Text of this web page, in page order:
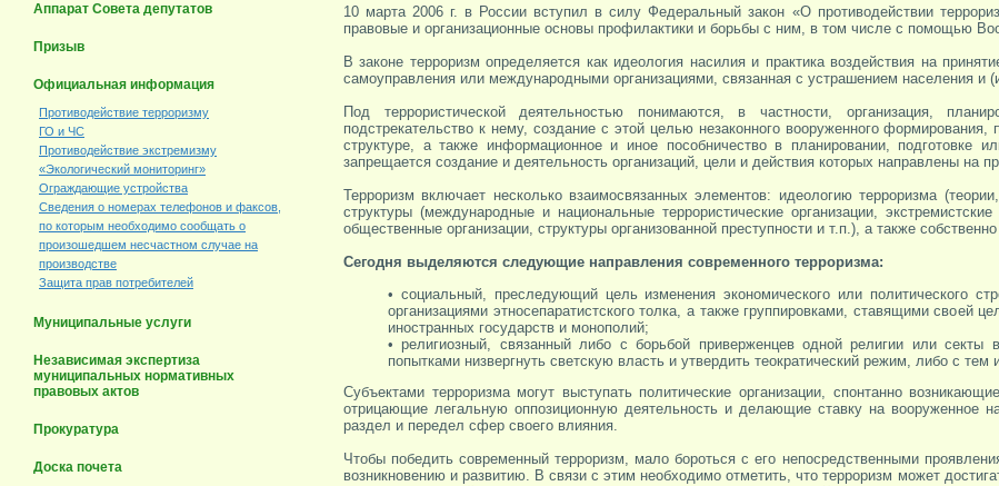
Аппарат Совета депутатов
Призыв
Официальная информация
Противодействие терроризму
ГО и ЧС
Противодействие экстремизму
«Экологический мониторинг»
Ограждающие устройства
Сведения о номерах телефонов и факсов,
по которым необходимо сообщать о
произошедшем несчастном случае на
производстве
Защита прав потребителей
Муниципальные услуги
Независимая экспертиза
муниципальных нормативных
правовых актов
Прокуратура
Доска почета
10 марта 2006 г. в России вступил в силу Федеральный закон «О противодействии
правовые и организационные основы профилактики и борьбы с ним, в том числе с помощью
В законе терроризм определяется как идеология насилия и практика воздействия на
самоуправления или международными организациями, связанная с устрашением населения
Под террористической деятельностью понимаются, в частности, организация,
подстрекательство к нему, создание с этой целью незаконного вооруженного формирования,
структуре, а также информационное и иное пособничество в планировании, подготовке
запрещается создание и деятельность организаций, цели и действия которых направлены на
Терроризм включает несколько взаимосвязанных элементов: идеологию терроризма
структуры (международные и национальные террористические организации,
общественные организации, структуры организованной преступности и т.п.), а также
Сегодня выделяются следующие направления современного терроризма:
• социальный, преследующий цель изменения экономического или политического
организациями этносепаратистского толка, а также группировками, ставящими своей
иностранных государств и монополий;
• религиозный, связанный либо с борьбой приверженцев одной религии или
попытками низвергнуть светскую власть и утвердить теократический режим, либо с тем
Субъектами терроризма могут выступать политические организации, спонтанно
отрицающие легальную оппозиционную деятельность и делающие ставку на вооруженное
раздел и передел сфер своего влияния.
Чтобы победить современный терроризм, мало бороться с его непосредственными
возникновению и развитию. В связи с этим необходимо отметить, что терроризм может